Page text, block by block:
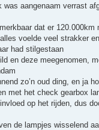
was aangenaam verrast
dat er 120.000km
voelde veel strakker
had stilgestaan
en deze meegenomen,
zo’n oud ding, en ja
met het check gearbox
op het rijden, dus
de lampjes wisselend